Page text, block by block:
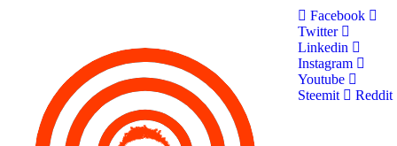
Facebook
Twitter
Linkedin
Instagram
Youtube
Steemit
Reddit